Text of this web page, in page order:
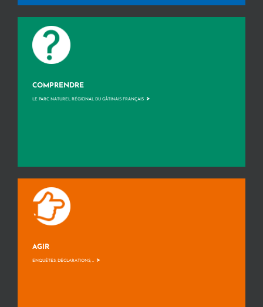
COMPRENDRE
LE PARC NATUREL RÉGIONAL DU GÂTINAIS FRANÇAIS >
AGIR
ENQUÊTES, DÉCLARATIONS, ... >